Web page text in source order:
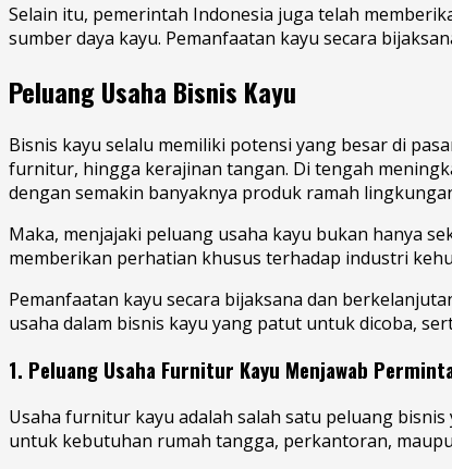
Selain itu, pemerintah Indonesia juga telah
sumber daya kayu. Pemanfaatan kayu secara
Peluang Usaha Bisnis Kayu
Bisnis kayu selalu memiliki potensi yang besar di
furnitur, hingga kerajinan tangan. Di tengah
dengan semakin banyaknya produk ramah
Maka, menjajaki peluang usaha kayu bukan hanya
memberikan perhatian khusus terhadap industri
Pemanfaatan kayu secara bijaksana dan
usaha dalam bisnis kayu yang patut untuk dicoba,
1. Peluang Usaha Furnitur Kayu Menjawab
Usaha furnitur kayu adalah salah satu peluang
untuk kebutuhan rumah tangga, perkantoran,